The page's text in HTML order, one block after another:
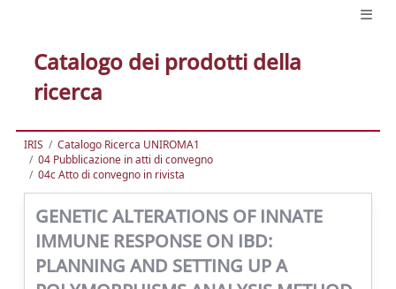
Catalogo dei prodotti della
ricerca
IRIS
Catalogo Ricerca UNIROMA1
04 Pubblicazione in atti di convegno
04c Atto di convegno in rivista
GENETIC ALTERATIONS OF INNATE
IMMUNE RESPONSE ON IBD:
PLANNING AND SETTING UP A